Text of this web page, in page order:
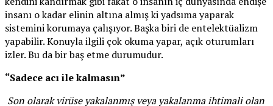
insanı o kadar elinin altına almış ki yadsıma yaparak
sistemini korumaya çalışıyor. Başka biri de entelektüalizm
yapabilir. Konuyla ilgili çok okuma yapar, açık oturumları
izler. Bu da bir baş etme durumudur.
“Sadece acı ile kalmasın”
Son olarak virüse yakalanmış veya yakalanma ihtimali olan